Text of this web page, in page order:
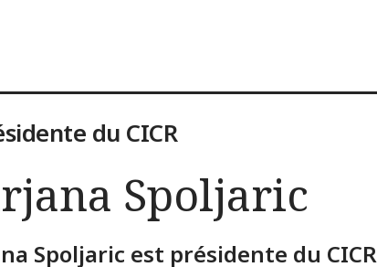
du CICR
Spoljaric
Spoljaric est présidente du CICR